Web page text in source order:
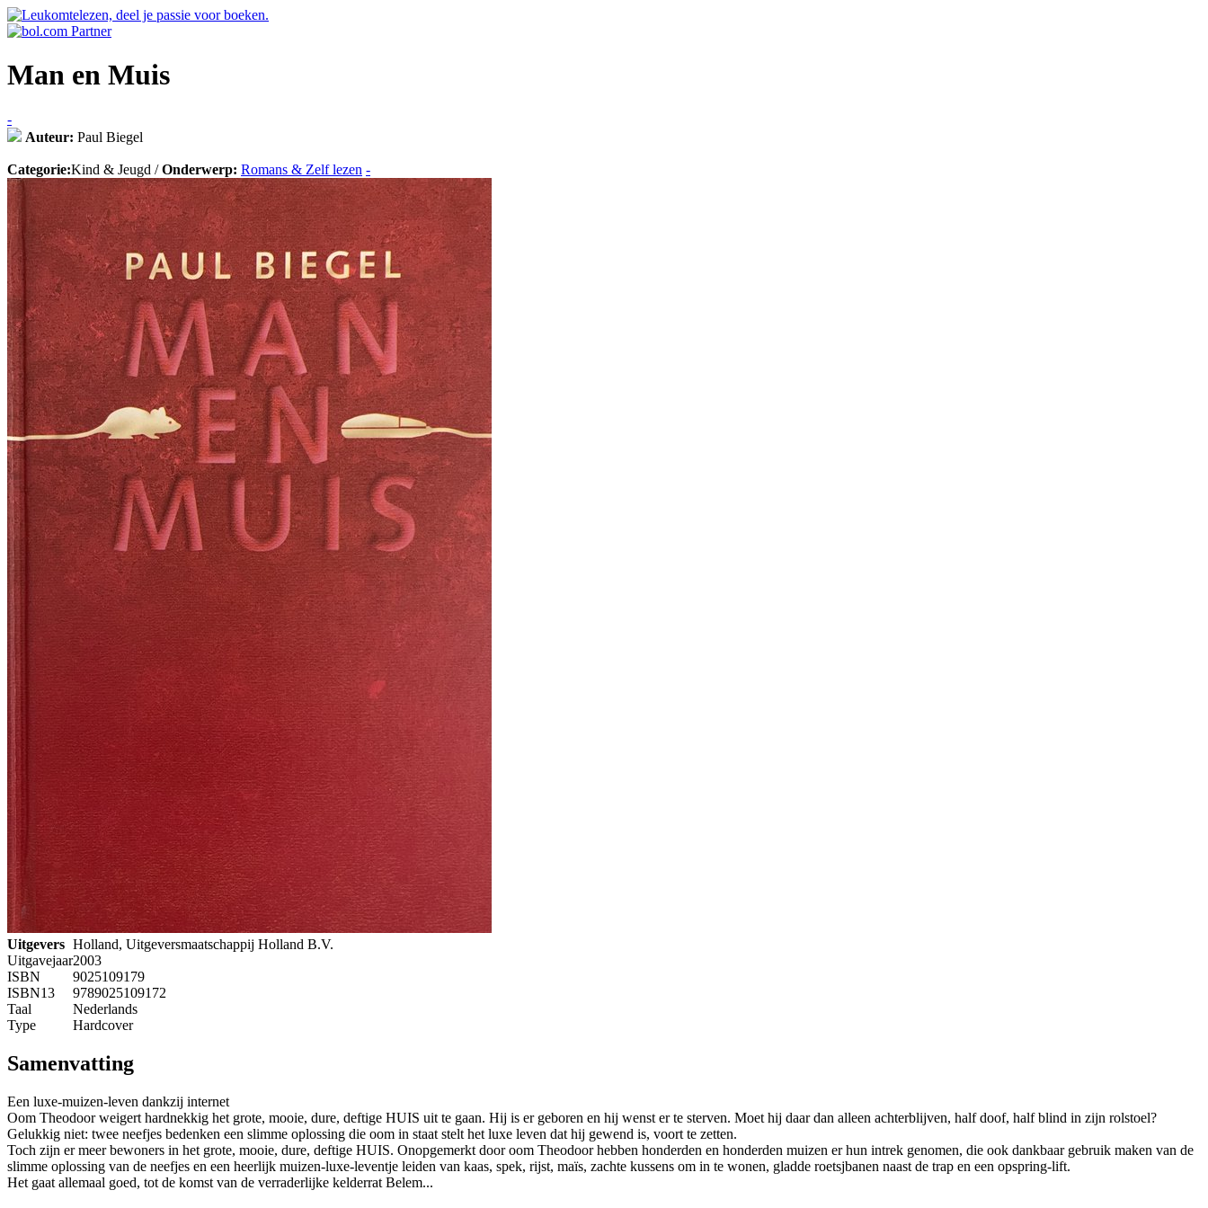
Man en Muis
-
Auteur: Paul Biegel
Categorie:Kind & Jeugd /Onderwerp: Romans & Zelf lezen -
Uitgevers Holland, Uitgeversmaatschappij Holland B.V.
Uitgavejaar2003
ISBN
9025109179
ISBN13
9789025109172
Taal
Nederlands
Type
Hardcover
Samenvatting
Een luxe-muizen-leven dankzij internet
Oom Theodoor weigert hardnekkig het grote, mooie, dure, deftige HUIS uit te gaan. Hij is er geboren en hij wenst er te sterven. Moet hij daar dan alleen achterblijven, half doof, half blind in zijn rolstoel?
Gelukkig niet: twee neefjes bedenken een slimme oplossing die oom in staat stelt het luxe leven dat hij gewend is, voort te zetten.
Toch zijn er meer bewoners in het grote, mooie, dure, deftige HUIS. Onopgemerkt door oom Theodoor hebben honderden en honderden muizen er hun intrek genomen, die ook dankbaar gebruik maken van de
slimme oplossing van de neefjes en een heerlijk muizen-luxe-leventje leiden van kaas, spek, rijst, maïs, zachte kussens om in te wonen, gladde roetsjbanen naast de trap en een opspring-lift.
Het gaat allemaal goed, tot de komst van de verraderlijke kelderrat Belem...